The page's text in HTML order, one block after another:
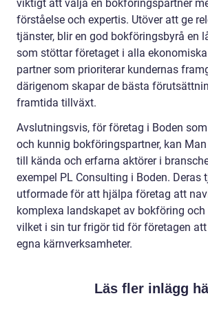
viktigt att välja en bokföringspartner
förståelse och expertis. Utöver att ge
tjänster, blir en god bokföringsbyrå en
som stöttar företaget i alla
partner som prioriterar kundernas
därigenom skapar de bästa
framtida tillväxt.
Avslutningsvis, för företag i Boden
och kunnig bokföringspartner, kan
till kända och erfarna aktörer i
exempel PL Consulting i Boden. Deras
utformade för att hjälpa företag att
komplexa landskapet av bokföring och
vilket i sin tur frigör tid för företagen
egna kärnverksamheter.
Läs fler inlägg